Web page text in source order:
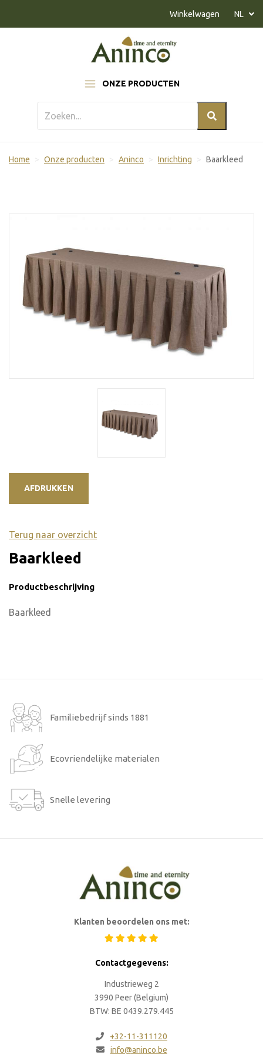
ONZE PRODUCTEN
Winkelwagen NL
Home Onze producten Aninco Inrichting Baarkleed
AFDRUKKEN
Terug naar overzicht
Baarkleed
Productbeschrijving
Baarkleed
Familiebedrijf sinds 1881
Ecovriendelijke materialen
Snelle levering
Klanten beoordelen ons met:
Contactgegevens:
Industrieweg 2
3990 Peer (Belgium)
BTW: BE 0439.279.445
+32-11-311120
info@aninco.be